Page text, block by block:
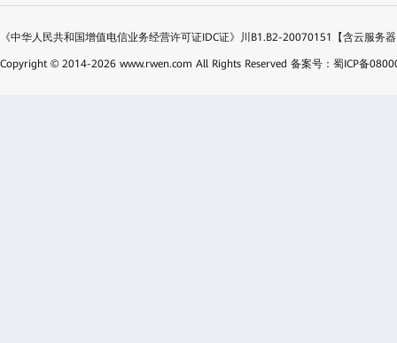
《中华人民共和国增值电信业务经营许可证IDC证》川B1.B2-20070151【含云服务
Copyright © 2014-2026 www.rwen.com All Rights Reserved 备案号：蜀ICP备